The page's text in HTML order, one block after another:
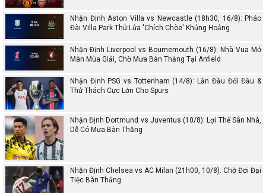
Nhận Định Aston Villa vs Newcastle (18h30, 16/8): Pháo
Đài Villa Park Thử Lửa 'Chích Chòe' Khủng Hoảng
Nhận Định Liverpool vs Bournemouth (16/8): Nhà Vua Mở
Màn Mùa Giải, Chờ Mưa Bàn Thắng Tại Anfield
Nhận Định PSG vs Tottenham (14/8): Lần Đầu Đối Đầu &
Thử Thách Cực Lớn Cho Spurs
Nhận Định Dortmund vs Juventus (10/8): Lợi Thế Sân Nhà,
Dễ Có Mưa Bàn Thắng
Nhận Định Chelsea vs AC Milan (21h00, 10/8): Chờ Đợi Đại
Tiệc Bàn Thắng